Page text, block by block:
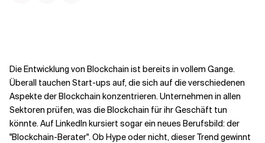
Die Entwicklung von Blockchain ist bereits in vollem Gange.
Überall tauchen Start-ups auf, die sich auf die verschiedenen
Aspekte der Blockchain konzentrieren. Unternehmen in allen
Sektoren prüfen, was die Blockchain für ihr Geschäft tun
könnte. Auf LinkedIn kursiert sogar ein neues Berufsbild: der
"Blockchain-Berater". Ob Hype oder nicht, dieser Trend gewinnt